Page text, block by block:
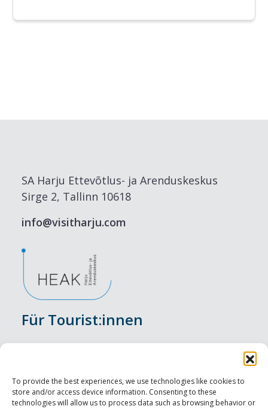
To provide the best experiences, we use technologies like cookies to
store and/or access device information. Consenting to these
technologies will allow us to process data such as browsing behavior or
SA Harju Ettevõtlus- ja Arenduskeskus
Sirge 2, Tallinn 10618
info@visitharju.com
Für Tourist:innen
Unterkunft
Genusserlebnisse